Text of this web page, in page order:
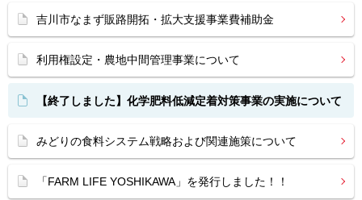
吉川市なまず販路開拓・拡大支援事業費補助金
利用権設定・農地中間管理事業について
【終了しました】化学肥料低減定着対策事業の実施について
みどりの食料システム戦略および関連施策について
「FARM LIFE YOSHIKAWA」を発行しました！！